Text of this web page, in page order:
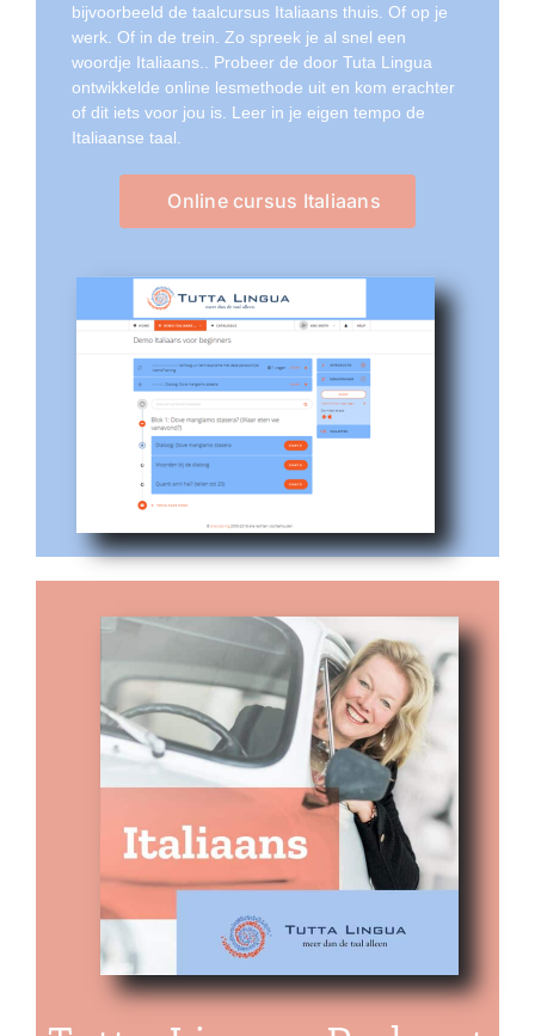
bijvoorbeeld de taalcursus Italiaans thuis. Of op je
werk. Of in de trein. Zo spreek je al snel een
woordje Italiaans.. Probeer de door Tuta Lingua
ontwikkelde online lesmethode uit en kom erachter
of dit iets voor jou is. Leer in je eigen tempo de
Italiaanse taal.
Online cursus Italiaans